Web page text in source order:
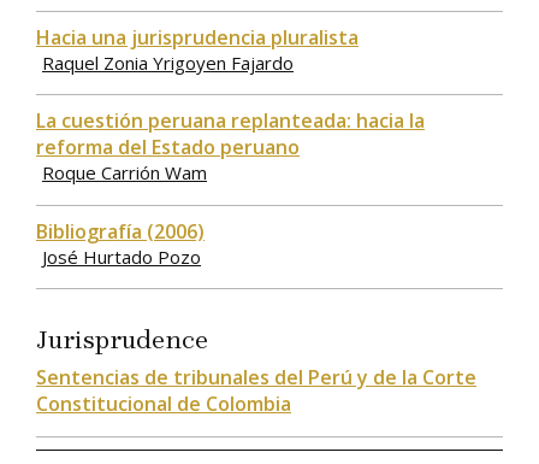
Hacia una jurisprudencia pluralista
Raquel Zonia Yrigoyen Fajardo
La cuestión peruana replanteada: hacia la
reforma del Estado peruano
Roque Carrión Wam
Bibliografía (2006)
José Hurtado Pozo
Jurisprudence
Sentencias de tribunales del Perú y de la Corte
Constitucional de Colombia